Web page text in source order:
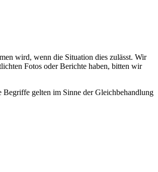
wird, wenn die Situation dies zulässt. Wir
Fotos oder Berichte haben, bitten wir
Begriffe gelten im Sinne der Gleichbehandlung